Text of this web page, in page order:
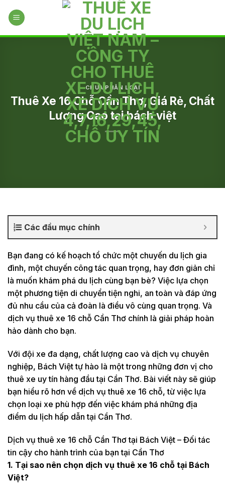
CHƯA PHÂN LOẠI
Thuê Xe 16 Chỗ Cần Thơ, Giá Rẻ, Chất
Lượng Cao tại bách việt
Các đầu mục chính
Bạn đang có kế hoạch tổ chức một chuyến du lịch gia
đình, một chuyến công tác quan trọng, hay đơn giản chỉ
là muốn khám phá du lịch cùng bạn bè? Việc lựa chọn
một phương tiện di chuyển tiện nghi, an toàn và đáp ứng
đủ nhu cầu của cả đoàn là điều vô cùng quan trọng. Và
dịch vụ thuê xe 16 chỗ Cần Thơ chính là giải pháp hoàn
hảo dành cho bạn.
Với đội xe đa dạng, chất lượng cao và dịch vụ chuyên
nghiệp, Bách Việt tự hào là một trong những đơn vị cho
thuê xe uy tín hàng đầu tại Cần Thơ. Bài viết này sẽ giúp
bạn hiểu rõ hơn về dịch vụ thuê xe 16 chỗ, từ việc lựa
chọn loại xe phù hợp đến việc khám phá những địa
điểm du lịch hấp dẫn tại Cần Thơ.
Dịch vụ thuê xe 16 chỗ Cần Thơ tại Bách Việt – Đối tác
tin cậy cho hành trình của bạn tại Cần Thơ
1. Tại sao nên chọn dịch vụ thuê xe 16 chỗ tại Bách
Việt?